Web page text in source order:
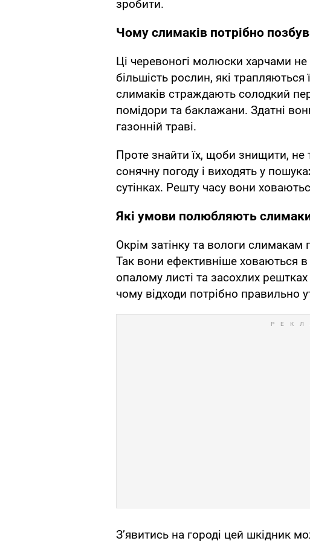
зробити.
Чому слимаків потрібно
Ці черевоногі молюски харчами
більшість рослин, які
слимаків страждають солодкий
помідори та баклажани. Здатні
газонній траві.
Проте знайти їх, щоби знищити,
сонячну погоду і виходять у
сутінках. Решту часу вони
Які умови полюбляють
Окрім затінку та вологи слимакам
Так вони ефективніше ховаються
опалому листі та засохлих
чому відходи потрібно правильно
З’явитись на городі цей шкідник